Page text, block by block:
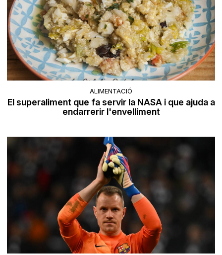
ALIMENTACIÓ
El superaliment que fa servir la NASA i que ajuda a
endarrerir l'envelliment